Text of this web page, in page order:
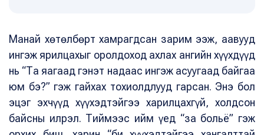
Манай хөтөлбөрт хамрагдсан зарим ээж, аавууд
ингэж ярилцахыг оролдоход ахлах ангийн хүүхдүүд
нь “Та яагаад гэнэт надаас ингэж асуугаад байгаа
юм бэ?” гэж гайхах тохиолдлууд гарсан. Энэ бол
эцэг эхчүүд хүүхэдтэйгээ харилцахгүй, холдсон
байсны илрэл. Тиймээс ийм үед “за больё” гэж